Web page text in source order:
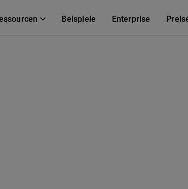
Beispiele Enterprise